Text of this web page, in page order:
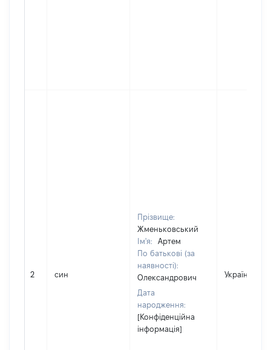
2 син
Прізвище:
Жменьковський
Ім'я:
Артем
По батькові (за
наявності):
Олександрович
Дата
народження:
[Конфіденційна
інформація]
Україна